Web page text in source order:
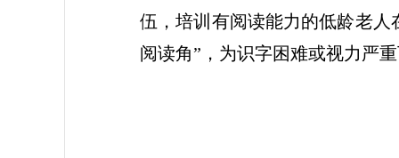
伍，培训有阅读能力的低龄老人
阅读角”，为识字困难或视力严